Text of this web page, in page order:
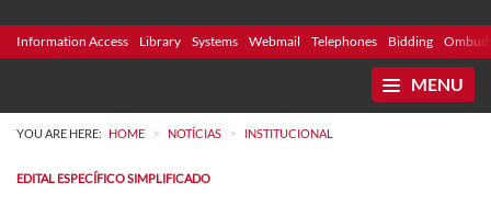
Information Access Library Systems Webmail Telephones Bidding
MENU
YOU ARE HERE: HOME > NOTÍCIAS > INSTITUCIONAL
EDITAL ESPECÍFICO SIMPLIFICADO